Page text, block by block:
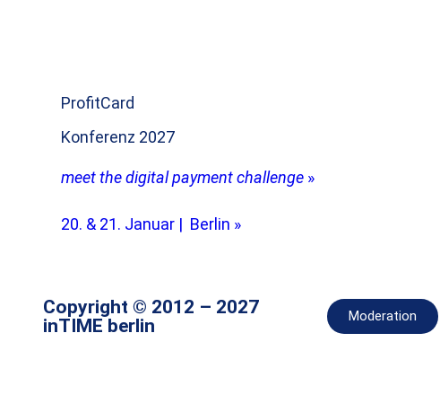
ProfitCard
Konferenz 2027
meet the digital payment challenge »
20. & 21. Januar | Berlin »
Copyright © 2012 – 2027
inTIME berlin
Moderation